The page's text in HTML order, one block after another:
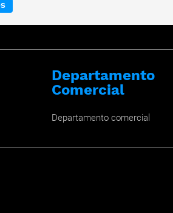
Departamento
Comercial
Departamento comercial